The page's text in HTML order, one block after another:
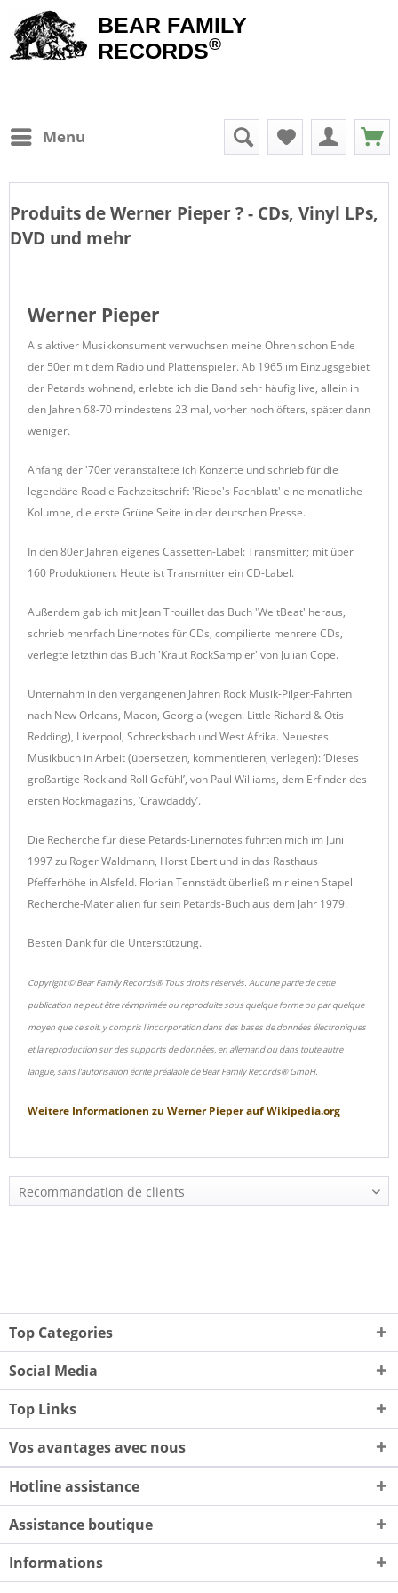
BEAR FAMILY
RECORDS®
Menu
Produits deWerner Pieper? - CDs, Vinyl LPs,
DVD und mehr
Werner Pieper
Als aktiver Musikkonsument verwuchsen meine Ohren schon Ende
der 50er mit dem Radio und Plattenspieler. Ab 1965 im Einzugsgebiet
der Petards wohnend, erlebte ich die Band sehr häufig live, allein in
den Jahren 68-70 mindestens 23 mal, vorher noch öfters, später dann
weniger.
Anfang der '70er veranstaltete ich Konzerte und schrieb für die
legendäre Roadie Fachzeitschrift 'Riebe's Fachblatt' eine monatliche
Kolumne, die erste Grüne Seite in der deutschen Presse.
In den 80er Jahren eigenes Cassetten-Label: Transmitter; mit über
160 Produktionen. Heute ist Transmitter ein CD-Label.
Außerdem gab ich mit Jean Trouillet das Buch 'WeltBeat' heraus,
schrieb mehrfach Linernotes für CDs, compilierte mehrere CDs,
verlegte letzthin das Buch 'Kraut RockSampler' von Julian Cope.
Unternahm in den vergangenen Jahren Rock Musik-Pilger-Fahrten
nach New Orleans, Macon, Georgia (wegen. Little Richard & Otis
Redding), Liverpool, Schrecksbach und West Afrika. Neuestes
Musikbuch in Arbeit (übersetzen, kommentieren, verlegen): ‘Dieses
großartige Rock and Roll Gefühl’, von Paul Williams, dem Erfinder des
ersten Rockmagazins, ‘Crawdaddy’.
Die Recherche für diese Petards-Linernotes führten mich im Juni
1997 zu Roger Waldmann, Horst Ebert und in das Rasthaus
Pfefferhöhe in Alsfeld. Florian Tennstädt überließ mir einen Stapel
Recherche-Materialien für sein Petards-Buch aus dem Jahr 1979.
Besten Dank für die Unterstützung.
Copyright © Bear Family Records® Tous droits réservés. Aucune partie de cette
publication ne peut être réimprimée ou reproduite sous quelque forme ou par quelque
moyen que ce soit, y compris l'incorporation dans des bases de données électroniques
et la reproduction sur des supports de données, en allemand ou dans toute autre
langue, sans l'autorisation écrite préalable de Bear Family Records® GmbH.
Weitere Informationen zu Werner PieperaufWikipedia.org
Top Categories
Social Media
Top Links
Vos avantages avec nous
Hotline assistance
Assistance boutique
Informations